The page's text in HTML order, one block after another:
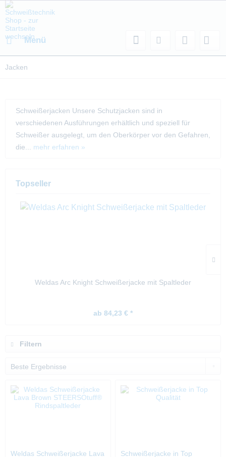
Menü
Jacken
Schweißerjacken Unsere Schutzjacken sind in
verschiedenen Ausführungen erhältlich und speziell für
Schweißer ausgelegt, um den Oberkörper vor den Gefahren,
die... mehr erfahren »
Topseller
Weldas Arc Knight Schweißerjacke mit Spaltleder
ab 84,23 € *
Filtern
Weldas Schweißerjacke Lava
Schweißerjacke in Top